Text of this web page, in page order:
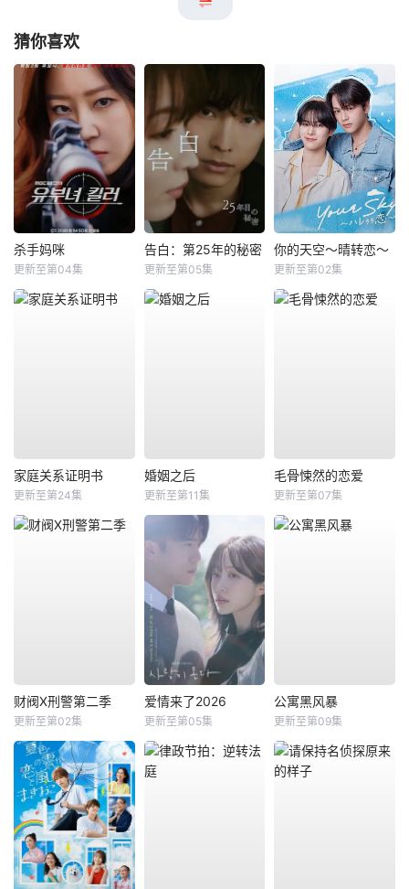
猜你喜欢
杀手妈咪
更新至第04集
告白：第25年的秘密
更新至第05集
你的天空～晴转恋～
更新至第02集
家庭关系证明书
更新至第24集
婚姻之后
更新至第11集
毛骨悚然的恋爱
更新至第07集
财阀X刑警第二季
更新至第02集
爱情来了2026
更新至第05集
公寓黑风暴
更新至第09集